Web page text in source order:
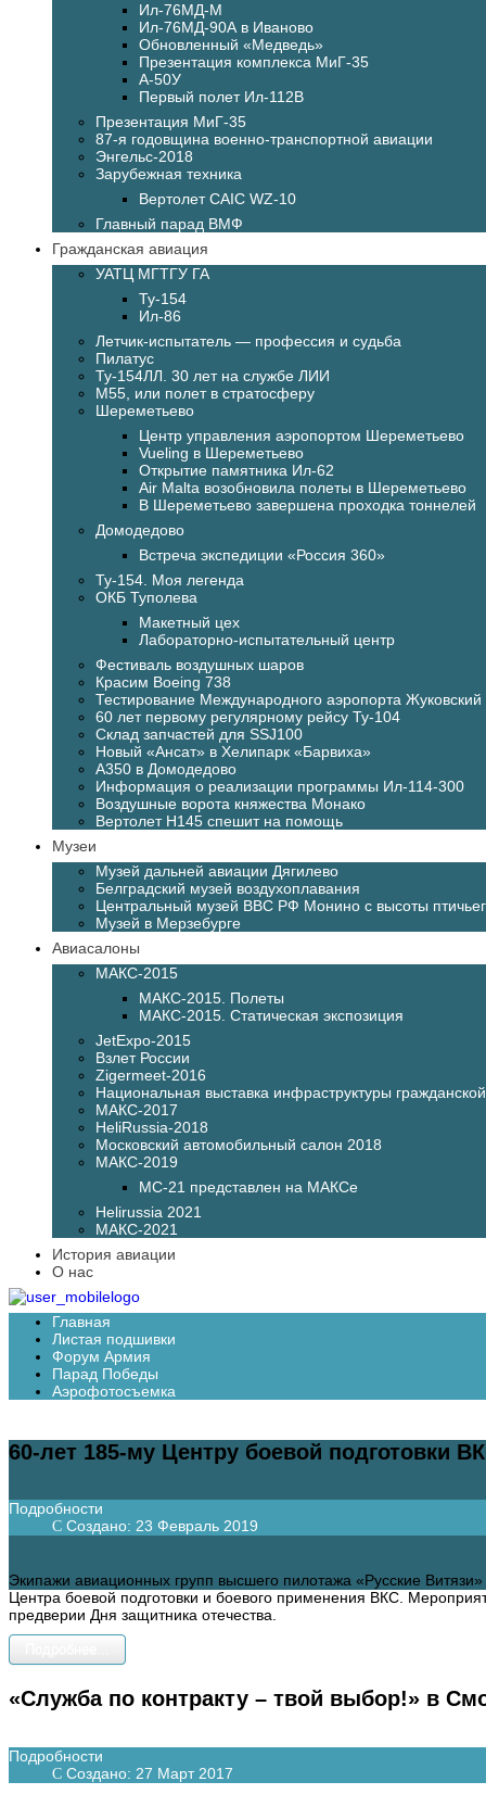
Ил-76МД-М
Ил-76МД-90А в Иваново
Обновленный «Медведь»
Презентация комплекса МиГ-35
А-50У
Первый полет Ил-112В
Презентация МиГ-35
87-я годовщина военно-транспортной авиации
Энгельс-2018
Зарубежная техника
Вертолет CAIC WZ-10
Главный парад ВМФ
Гражданская авиация
УАТЦ МГТГУ ГА
Ту-154
Ил-86
Летчик-испытатель — профессия и судьба
Пилатус
Ту-154ЛЛ. 30 лет на службе ЛИИ
М55, или полет в стратосферу
Шереметьево
Центр управления аэропортом Шереметьево
Vueling в Шереметьево
Открытие памятника Ил-62
Air Malta возобновила полеты в Шереметьево
В Шереметьево завершена проходка тоннелей
Домодедово
Встреча экспедиции «Россия 360»
Ту-154. Моя легенда
ОКБ Туполева
Макетный цех
Лабораторно-испытательный центр
Фестиваль воздушных шаров
Красим Boeing 738
Тестирование Международного аэропорта Жуковский
60 лет первому регулярному рейсу Ту-104
Склад запчастей для SSJ100
Новый «Ансат» в Хелипарк «Барвиха»
А350 в Домодедово
Информация о реализации программы Ил-114-300
Воздушные ворота княжества Монако
Вертолет H145 спешит на помощь
Музеи
Музей дальней авиации Дягилево
Белградский музей воздухоплавания
Центральный музей ВВС РФ Монино с высоты
Музей в Мерзебурге
Авиасалоны
МАКС-2015
МАКС-2015. Полеты
МАКС-2015. Статическая экспозиция
JetExpo-2015
Взлет России
Zigermeet-2016
Национальная выставка инфраструктуры
МАКС-2017
HeliRussia-2018
Московский автомобильный салон 2018
МАКС-2019
МС-21 представлен на МАКСе
Helirussia 2021
МАКС-2021
История авиации
О нас
Главная
Листая подшивки
Форум Армия
Парад Победы
Аэрофотосъемка
60-лет 185-му Центру боевой подготовки
Подробности
Создано: 23 Февраль 2019
Экипажи авиационных групп высшего пилотажа «Русские
Центра боевой подготовки и боевого применения ВКС.
предверии Дня защитника отечества.
«Служба по контракту – твой выбор!» в
Подробности
Создано: 27 Март 2017